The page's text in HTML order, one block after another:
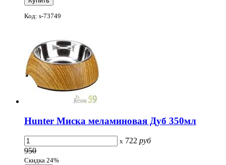
Код: s-73749
Hunter Миска меламиновая Дуб 350мл
x 722 руб
950
Скидка 24%